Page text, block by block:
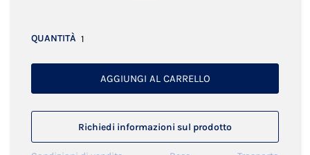
QUANTITÀ
AGGIUNGI AL CARRELLO
Richiedi informazioni sul prodotto